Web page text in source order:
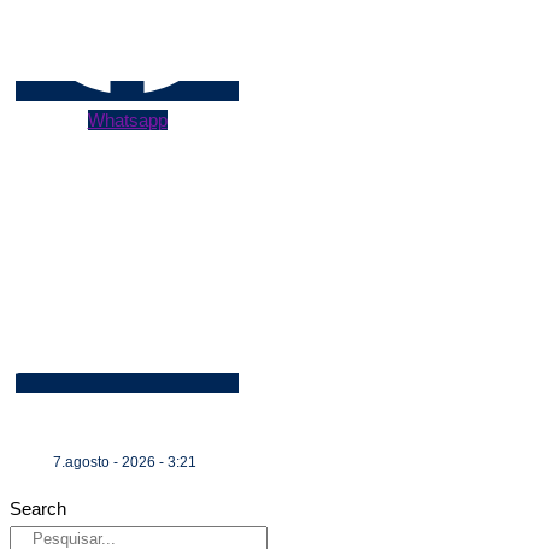
Whatsapp
7.agosto - 2026 - 3:21
Search